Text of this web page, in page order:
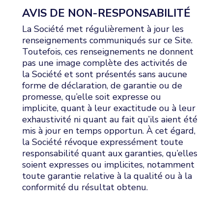
AVIS DE NON-RESPONSABILITÉ
La Société met régulièrement à jour les
renseignements communiqués sur ce Site.
Toutefois, ces renseignements ne donnent
pas une image complète des activités de
la Société et sont présentés sans aucune
forme de déclaration, de garantie ou de
promesse, qu’elle soit expresse ou
implicite, quant à leur exactitude ou à leur
exhaustivité ni quant au fait qu’ils aient été
mis à jour en temps opportun. À cet égard,
la Société révoque expressément toute
responsabilité quant aux garanties, qu’elles
soient expresses ou implicites, notamment
toute garantie relative à la qualité ou à la
conformité du résultat obtenu.